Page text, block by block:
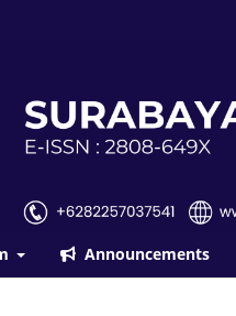
Announcements